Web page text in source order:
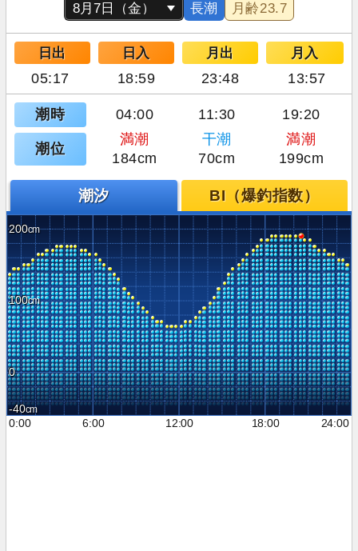
長潮 月齢23.7
日出 日入 月出 月入
05:17 18:59 23:48 13:57
潮時 04:00 11:30 19:20
潮位
満潮 干潮
満潮
184cm
70cm 199cm
潮汐 BI（爆釣指数）
200
100
0
-40
0:00
6:00 12:00 18:00 24:00